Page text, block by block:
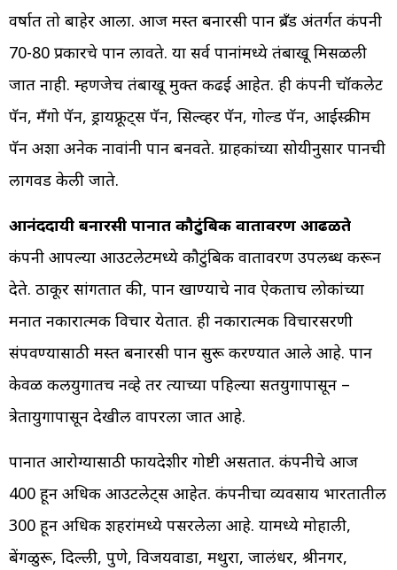
वर्षात तो बाहेर आला. आज मस्त बनारसी पान ब्रँड अंतर्गत कंपनी
70-80 प्रकारचे पान लावते. या सर्व पानांमध्ये तंबाखू मिसळली
जात नाही. म्हणजेच तंबाखू मुक्त कढई आहेत. ही कंपनी चॉकलेट
पॅन, मँगो पॅन, ड्रायफ्रूट्स पॅन, सिल्व्हर पॅन, गोल्ड पॅन, आईस्क्रीम
पॅन अशा अनेक नावांनी पान बनवते. ग्राहकांच्या सोयीनुसार पानची
लागवड केली जाते.
आनंददायी बनारसी पानात कौटुंबिक वातावरण आढळते
कंपनी आपल्या आउटलेटमध्ये कौटुंबिक वातावरण उपलब्ध करून
देते. ठाकूर सांगतात की, पान खाण्याचे नाव ऐकताच लोकांच्या
मनात नकारात्मक विचार येतात. ही नकारात्मक विचारसरणी
संपवण्यासाठी मस्त बनारसी पान सुरू करण्यात आले आहे. पान
केवळ कलयुगातच नव्हे तर त्याच्या पहिल्या सतयुगापासून –
त्रेतायुगापासून देखील वापरला जात आहे.
पानात आरोग्यासाठी फायदेशीर गोष्टी असतात. कंपनीचे आज
400 हून अधिक आउटलेट्स आहेत. कंपनीचा व्यवसाय भारतातील
300 हून अधिक शहरांमध्ये पसरलेला आहे. यामध्ये मोहाली,
बेंगळुरू, दिल्ली, पुणे, विजयवाडा, मथुरा, जालंधर, श्रीनगर,